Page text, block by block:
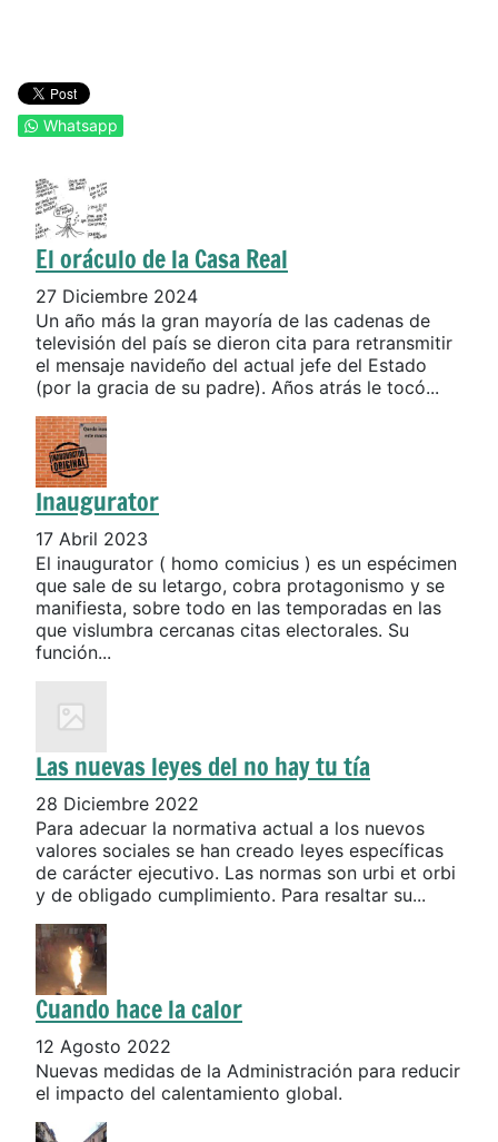
Whatsapp
El oráculo de la Casa Real
27 Diciembre 2024
Un año más la gran mayoría de las cadenas de
televisión del país se dieron cita para retransmitir
el mensaje navideño del actual jefe del Estado
(por la gracia de su padre). Años atrás le tocó...
Inaugurator
17 Abril 2023
El inaugurator ( homo comicius ) es un espécimen
que sale de su letargo, cobra protagonismo y se
manifiesta, sobre todo en las temporadas en las
que vislumbra cercanas citas electorales. Su
función...
Las nuevas leyes del no hay tu tía
28 Diciembre 2022
Para adecuar la normativa actual a los nuevos
valores sociales se han creado leyes específicas
de carácter ejecutivo. Las normas son urbi et orbi
y de obligado cumplimiento. Para resaltar su...
Cuando hace la calor
12 Agosto 2022
Nuevas medidas de la Administración para reducir
el impacto del calentamiento global.